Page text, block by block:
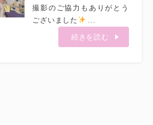
撮影のご協力もありがとう
ございました
...
続きを読む